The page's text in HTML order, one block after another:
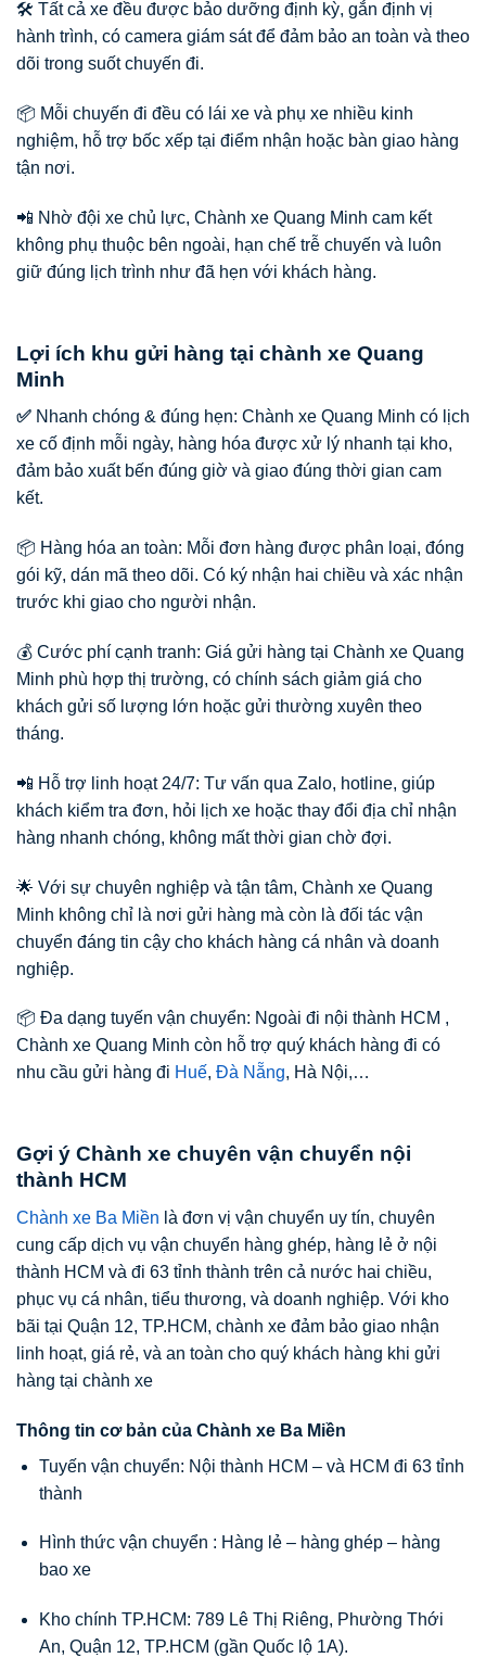
🛠️ Tất cả xe đều được bảo dưỡng định kỳ, gắn định vị
hành trình, có camera giám sát để đảm bảo an toàn và theo
dõi trong suốt chuyến đi.
📦 Mỗi chuyến đi đều có lái xe và phụ xe nhiều kinh
nghiệm, hỗ trợ bốc xếp tại điểm nhận hoặc bàn giao hàng
tận nơi.
📲 Nhờ đội xe chủ lực, Chành xe Quang Minh cam kết
không phụ thuộc bên ngoài, hạn chế trễ chuyến và luôn
giữ đúng lịch trình như đã hẹn với khách hàng.
Lợi ích khu gửi hàng tại chành xe Quang
Minh
✅ Nhanh chóng & đúng hẹn: Chành xe Quang Minh có lịch
xe cố định mỗi ngày, hàng hóa được xử lý nhanh tại kho,
đảm bảo xuất bến đúng giờ và giao đúng thời gian cam
kết.
📦 Hàng hóa an toàn: Mỗi đơn hàng được phân loại, đóng
gói kỹ, dán mã theo dõi. Có ký nhận hai chiều và xác nhận
trước khi giao cho người nhận.
💰 Cước phí cạnh tranh: Giá gửi hàng tại Chành xe Quang
Minh phù hợp thị trường, có chính sách giảm giá cho
khách gửi số lượng lớn hoặc gửi thường xuyên theo
tháng.
📲 Hỗ trợ linh hoạt 24/7: Tư vấn qua Zalo, hotline, giúp
khách kiểm tra đơn, hỏi lịch xe hoặc thay đổi địa chỉ nhận
hàng nhanh chóng, không mất thời gian chờ đợi.
🌟 Với sự chuyên nghiệp và tận tâm, Chành xe Quang
Minh không chỉ là nơi gửi hàng mà còn là đối tác vận
chuyển đáng tin cậy cho khách hàng cá nhân và doanh
nghiệp.
📦 Đa dạng tuyến vận chuyển: Ngoài đi nội thành HCM ,
Chành xe Quang Minh còn hỗ trợ quý khách hàng đi có
nhu cầu gửi hàng đi Huế, Đà Nẵng, Hà Nội,…
Gợi ý Chành xe chuyên vận chuyển nội
thành HCM
Chành xe Ba Miền là đơn vị vận chuyển uy tín, chuyên
cung cấp dịch vụ vận chuyển hàng ghép, hàng lẻ ở nội
thành HCM và đi 63 tỉnh thành trên cả nước hai chiều,
phục vụ cá nhân, tiểu thương, và doanh nghiệp. Với kho
bãi tại Quận 12, TP.HCM, chành xe đảm bảo giao nhận
linh hoạt, giá rẻ, và an toàn cho quý khách hàng khi gửi
hàng tại chành xe
Thông tin cơ bản của Chành xe Ba Miền
Tuyến vận chuyển: Nội thành HCM – và HCM đi 63 tỉnh
thành
Hình thức vận chuyển : Hàng lẻ – hàng ghép – hàng
bao xe
Kho chính TP.HCM: 789 Lê Thị Riêng, Phường Thới
An, Quận 12, TP.HCM (gần Quốc lộ 1A).